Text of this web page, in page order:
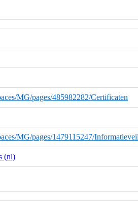
MG/pages/485982282/Certificaten
MG/pages/1479115247/
(nl)